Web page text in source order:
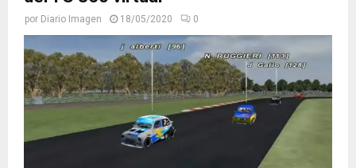
por Diario Imagen 18/05/2020 0